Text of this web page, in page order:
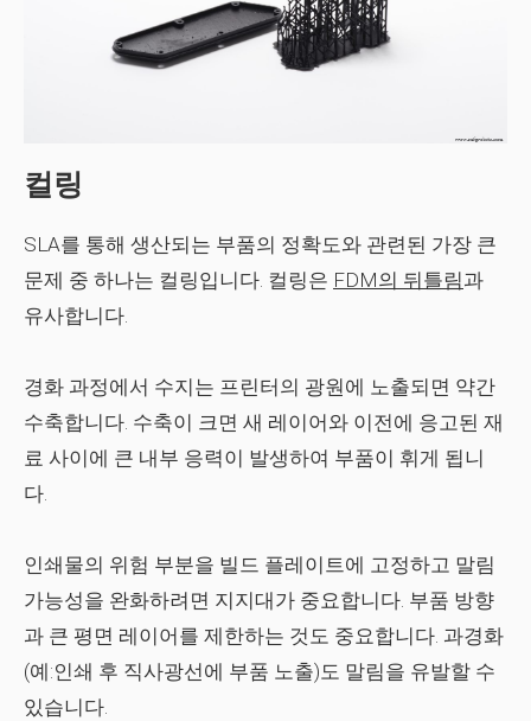
컬링
SLA를 통해 생산되는 부품의 정확도와 관련된 가장 큰
문제 중 하나는 컬링입니다. 컬링은 FDM의 뒤틀림과
유사합니다.
경화 과정에서 수지는 프린터의 광원에 노출되면 약간
수축합니다. 수축이 크면 새 레이어와 이전에 응고된 재
료 사이에 큰 내부 응력이 발생하여 부품이 휘게 됩니
다.
인쇄물의 위험 부분을 빌드 플레이트에 고정하고 말림
가능성을 완화하려면 지지대가 중요합니다. 부품 방향
과 큰 평면 레이어를 제한하는 것도 중요합니다. 과경화
(예:인쇄 후 직사광선에 부품 노출)도 말림을 유발할 수
있습니다.